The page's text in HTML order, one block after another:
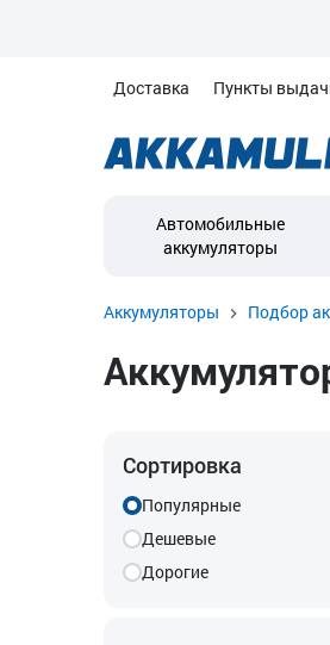
Доставка Пункты
Автомобильные
аккумуляторы
Аккумуляторы Подбор
Сортировка
Популярные
Дешевые
Дорогие